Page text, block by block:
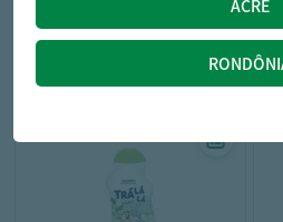
12,99